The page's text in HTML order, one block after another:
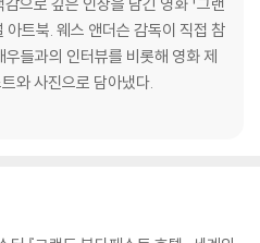
아트북. 웨스 앤더슨 감독이 직접 참
들과의 인터뷰를 비롯해 영화 제
와 사진으로 담아냈다.